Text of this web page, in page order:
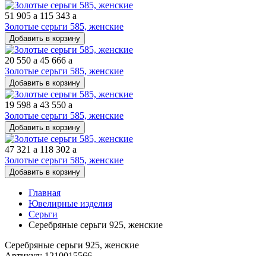
51 905 a 115 343 a
Золотые серьги 585, женские
Добавить в корзину
20 550 a 45 666 a
Золотые серьги 585, женские
Добавить в корзину
19 598 a 43 550 a
Золотые серьги 585, женские
Добавить в корзину
47 321 a 118 302 a
Золотые серьги 585, женские
Добавить в корзину
Главная
Ювелирные изделия
Серьги
Серебряные серьги 925, женские
Серебряные серьги 925, женские